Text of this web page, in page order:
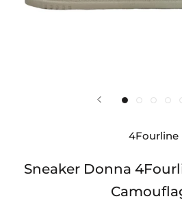
4Fourline
Sneaker Donna